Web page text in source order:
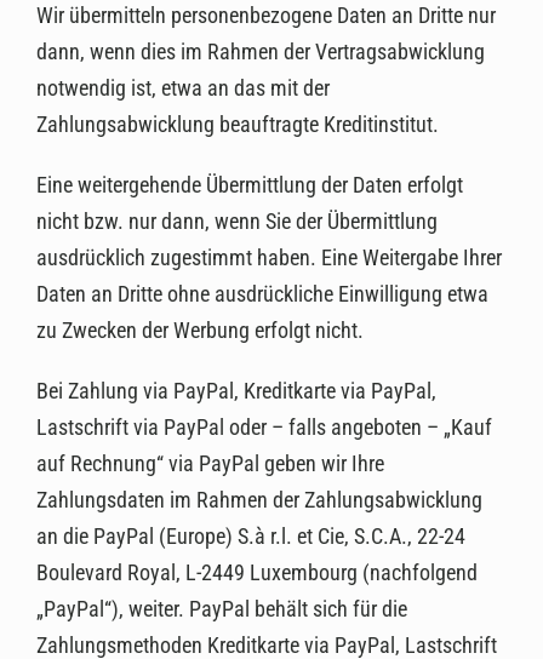
Wir übermitteln personenbezogene Daten an Dritte nur
dann, wenn dies im Rahmen der Vertragsabwicklung
notwendig ist, etwa an das mit der
Zahlungsabwicklung beauftragte Kreditinstitut.
Eine weitergehende Übermittlung der Daten erfolgt
nicht bzw. nur dann, wenn Sie der Übermittlung
ausdrücklich zugestimmt haben. Eine Weitergabe Ihrer
Daten an Dritte ohne ausdrückliche Einwilligung etwa
zu Zwecken der Werbung erfolgt nicht.
Bei Zahlung via PayPal, Kreditkarte via PayPal,
Lastschrift via PayPal oder – falls angeboten – „Kauf
auf Rechnung“ via PayPal geben wir Ihre
Zahlungsdaten im Rahmen der Zahlungsabwicklung
an die PayPal (Europe) S.à r.l. et Cie, S.C.A., 22-24
Boulevard Royal, L-2449 Luxembourg (nachfolgend
„PayPal“), weiter. PayPal behält sich für die
Zahlungsmethoden Kreditkarte via PayPal, Lastschrift